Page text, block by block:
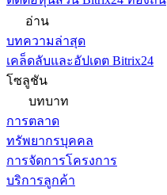
อ่าน
บทความล่าสุด
เคล็ดลับและอัปเดต Bitrix24
โซลูชัน
บทบาท
การตลาด
ทรัพยากรบุคคล
การจัดการโครงการ
บริการลูกค้า